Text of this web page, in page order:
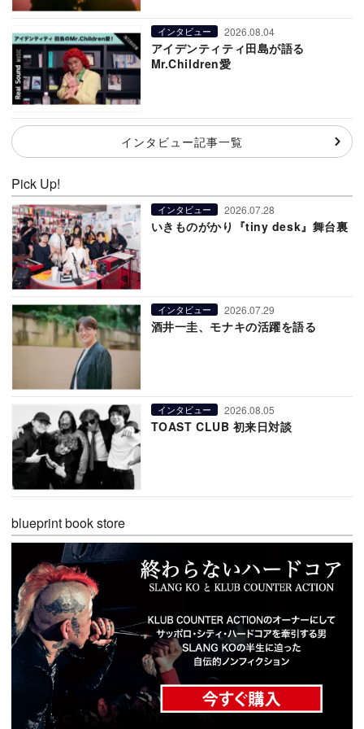
インタビュー 2026.08.04
アイデンティティ田島が語る
Mr.Children愛
インタビュー記事一覧
Pick Up!
インタビュー 2026.07.28
いきものがかり『tiny desk』舞台裏
インタビュー 2026.07.29
酒井一圭、モナキの活躍を語る
インタビュー 2026.08.05
TOAST CLUB 初来日対談
blueprint book store